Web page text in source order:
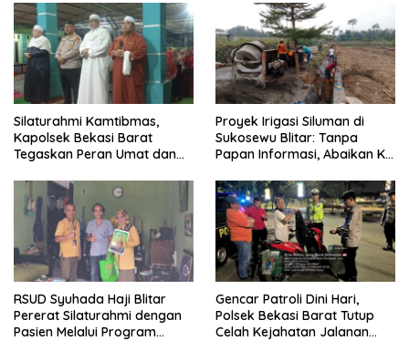
Dugaan Penganiayaan
Pembangunan
Silaturahmi Kamtibmas,
Kapolsek Bekasi Barat
Tegaskan Peran Umat dan
Kondusivitas Wilayah
Proyek Irigasi Siluman di
Sukosewu Blitar: Tanpa
Papan Informasi, Abaikan K3,
Tanggung Jawab
RSUD Syuhada Haji Blitar
Pererat Silaturahmi dengan
Pasien Melalui Program
Gencar Patroli Dini Hari,
Polsek Bekasi Barat Tutup
Celah Kejahatan Jalanan